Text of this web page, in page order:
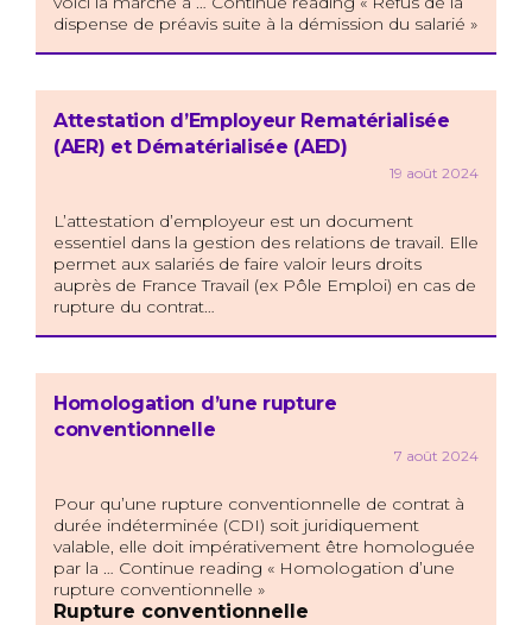
dispense de préavis suite à la démission du salarié »
Attestation d’Employeur Rematérialisée
(AER) et Dématérialisée (AED)
19 août 2024
L’attestation d’employeur est un document
essentiel dans la gestion des relations de travail. Elle
permet aux salariés de faire valoir leurs droits
auprès de France Travail (ex Pôle Emploi) en cas de
rupture du contrat…
Homologation d’une rupture
conventionnelle
7 août 2024
Pour qu’une rupture conventionnelle de contrat à
durée indéterminée (CDI) soit juridiquement
valable, elle doit impérativement être homologuée
par la … Continue reading « Homologation d’une
rupture conventionnelle »
Rupture conventionnelle